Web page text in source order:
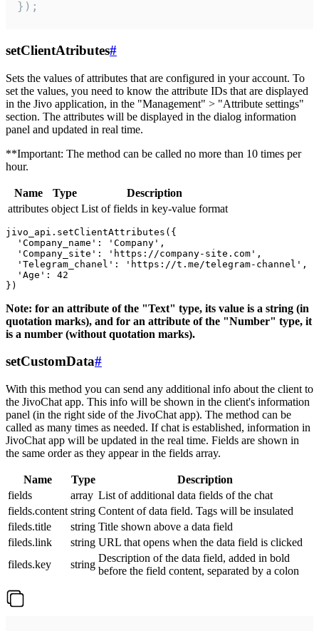
});
setClientAtributes#
Sets the values ​​of attributes that are configured in your account. To
set the values, you need to know the attribute IDs that are displayed
in the Jivo application, in the "Management" > "Attribute settings"
section. The attributes will be displayed in the dialog information
panel and updated in real time.
**Important: The method can be called no more than 10 times per
hour.
Name Type
Description
attributes object List of fields in key-value format
jivo_api.setClientAttributes({
  'Company_name': 'Company',
  'Company_site': 'https://company-site.com',
  'Telegram_chanel': 'https://t.me/telegram-channel',
  'Age': 42
Note: for an attribute of the "Text" type, its value is a string (in
quotation marks), and for an attribute of the "Number" type, it
is a number (without quotation marks).
setCustomData#
With this method you can send any additional info about the client to
the JivoChat app. This info will be shown in the client's information
panel (in the right side of the JivoChat app). The method can be
called as many times as needed. If chat is established, information in
JivoChat app will be updated in the real time. Fields are shown in
the same order as they appear in the fields array.
Name Type
Description
fields
array List of additional data fields of the chat
fields.content string Content of data field. Tags will be insulated
fileds.title
string Title shown above a data field
fileds.link
string URL that opens when the data field is clicked
fileds.key
string
Description of the data field, added in bold
before the field content, separated by a colon